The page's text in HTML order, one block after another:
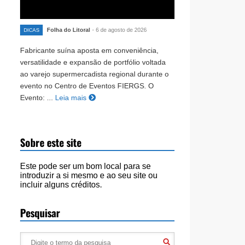
DICAS Folha do Litoral - 6 de agosto de 2026
Fabricante suína aposta em conveniência,
versatilidade e expansão de portfólio voltada
ao varejo supermercadista regional durante o
evento no Centro de Eventos FIERGS. O
Evento: ... Leia mais
Sobre este site
Este pode ser um bom local para se
introduzir a si mesmo e ao seu site ou
incluir alguns créditos.
Pesquisar